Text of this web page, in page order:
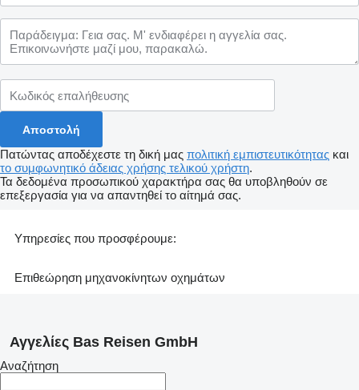
Υπηρεσίες που προσφέρουμε:
Επιθεώρηση μηχανοκίνητων οχημάτων
Πατώντας αποδέχεστε τη δική μας πολιτική εμπιστευτικότητας και
το συμφωνητικό άδειας χρήσης τελικού χρήστη.
Τα δεδομένα προσωπικού χαρακτήρα σας θα υποβληθούν σε
επεξεργασία για να απαντηθεί το αίτημά σας.
Αγγελίες Bas Reisen GmbH
Αναζήτηση